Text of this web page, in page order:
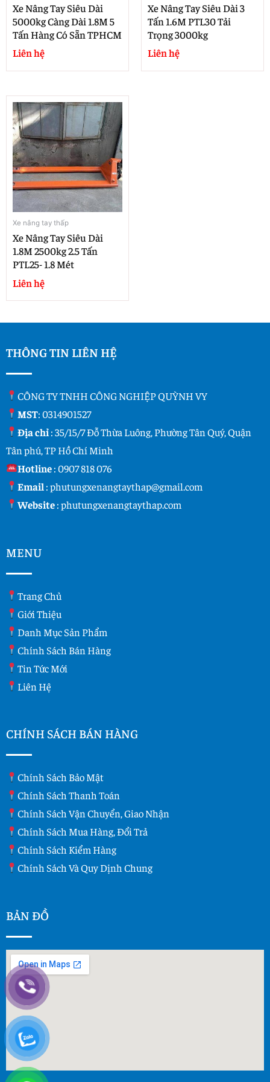
Xe Nâng Tay Siêu Dài
5000kg Càng Dài 1.8M 5
Tấn Hàng Có Sẵn TPHCM
Liên hệ
Xe Nâng Tay Siêu Dài 3
Tấn 1.6M PTL30 Tải
Trọng 3000kg
Liên hệ
Xe nâng tay thấp
Xe Nâng Tay Siêu Dài
1.8M 2500kg 2.5 Tấn
PTL25- 1.8 Mét
Liên hệ
THÔNG TIN LIÊN HỆ
CÔNG TY TNHH CÔNG NGHIỆP QUỲNH VY
MST: 0314901527
Địa chỉ: 35/15/7 Đỗ Thừa Luông, Phường Tân Quý, Quận
Tân phú, TP Hồ Chí Minh
Hotline:0907 818 076
Email :phutungxenangtaythap@gmail.com
Website:phutungxenangtaythap.com
MENU
Trang Chủ
Giới Thiệu
Danh Mục Sản Phẩm
Chính Sách Bán Hàng
Tin Tức Mới
Liên Hệ
CHÍNH SÁCH BÁN HÀNG
Chính Sách Bảo Mật
Chính Sách Thanh Toán
Chính Sách Vận Chuyển, Giao Nhận
Chính Sách Mua Hàng, Đổi Trả
Chính Sách Kiểm Hàng
Chính Sách Và Quy Dịnh Chung
BẢN ĐỒ